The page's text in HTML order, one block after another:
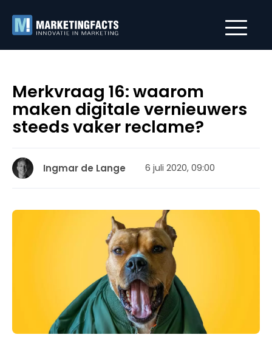
Merkvraag 16: waarom
maken digitale vernieuwers
steeds vaker reclame?
Ingmar de Lange 6 juli 2020, 09:00